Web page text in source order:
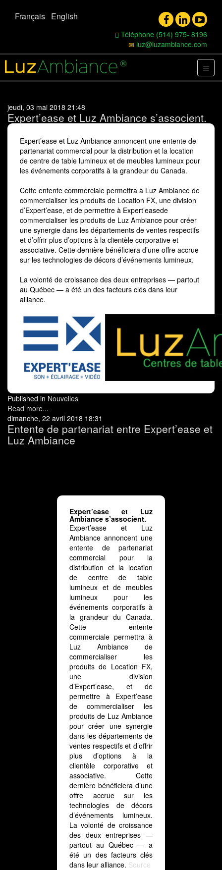
Français English
Téléphone (514) 975- 8196
luz@luzambiance.com
jeudi, 03 mai 2018 21:48
Expert’ease et Luz Ambiance s’associent.
Expert’ease et Luz Ambiance annoncent une entente de
partenariat commercial pour la distribution et la location
de centre de table lumineux et de meubles lumineux pour
les événements corporatifs à la grandeur du Canada.
Cette entente commerciale permettra à Luz Ambiance de
commercialiser les produits de Location FX, une division
d’Expert’ease, et de permettre à Expert’easede
commercialiser les produits de Luz Ambiance pour créer
une synergie dans les départements de ventes respectifs
et d’offrir plus d’options à la clientèle corporative et
associative. Cette dernière bénéficiera d’une offre accrue
sur les technologies de décors d’événements lumineux.
La volonté de croissance des deux entreprises — partout
au Québec — a été un des facteurs clés dans leur
alliance.
Published in Nouvelles
Read more...
dimanche, 22 avril 2018 18:31
Entente de partenariat entre Expert’ease et
Luz Ambiance
Expert’ease et Luz
Ambiance s’associent.
Expert’ease et Luz
Ambiance annoncent une
entente de partenariat
commercial pour la
distribution et la location
de centre de table
lumineux et de meubles
lumineux pour les
événements corporatifs à
la grandeur du Canada.
Cette entente
commerciale permettra à
Luz Ambiance de
commercialiser les
produits de Location FX,
une division
d’Expert’ease, et de
permettre à Expert’ease
de commercialiser les
produits de Luz Ambiance
pour créer une synergie
dans les départements de
ventes respectifs et d’offrir
plus d’options à la
clientèle corporative et
associative. Cette
dernière bénéficiera d’une
offre accrue sur les
technologies de décors
d’événements lumineux.
La volonté de croissance
des deux entreprises —
partout au Québec — a
été un des facteurs clés
dans leur alliance. Source